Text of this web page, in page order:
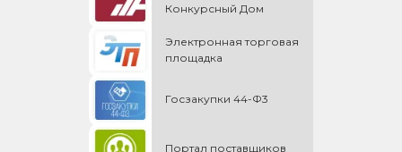
Конкурсный Дом
Электронная торговая
площадка
Госзакупки 44-Ф3
Портал поставщиков